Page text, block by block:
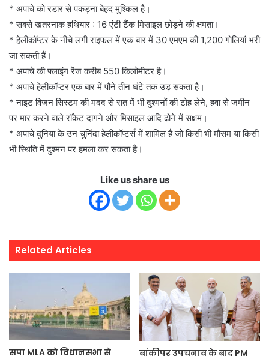
* अपाचे को रडार से पकड़ना बेहद मुश्किल है।
* सबसे खतरनाक हथियार : 16 एंटी टैंक मिसाइल छोड़ने की क्षमता।
* हेलीकॉप्टर के नीचे लगी राइफल में एक बार में 30 एमएम की 1,200 गोलियां भरी
जा सकती हैं।
* अपाचे की फ्लाइंग रेंज करीब 550 किलोमीटर है।
* अपाचे हेलीकॉप्टर एक बार में पौने तीन घंटे तक उड़ सकता है।
* नाइट विजन सिस्टम की मदद से रात में भी दुश्मनों की टोह लेने, हवा से जमीन
पर मार करने वाले रॉकेट दागने और मिसाइल आदि ढोने में सक्षम।
* अपाचे दुनिया के उन चुनिंदा हेलीकॉप्टर्स में शामिल है जो किसी भी मौसम या किसी
भी स्थिति में दुश्मन पर हमला कर सकता है।
Like us share us
Related Articles
सपा MLA को विधानसभा से बांकीपुर उपचुनाव के बाद PM